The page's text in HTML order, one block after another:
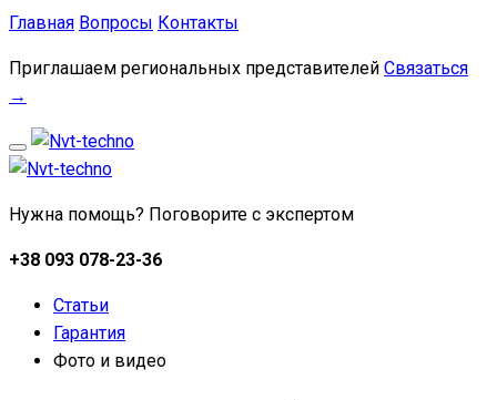
Главная Вопросы Контакты
Приглашаем региональных представителей Связаться
→
Нужна помощь? Поговорите с экспертом
+38 093 078-23-36
Статьи
Гарантия
Фото и видео